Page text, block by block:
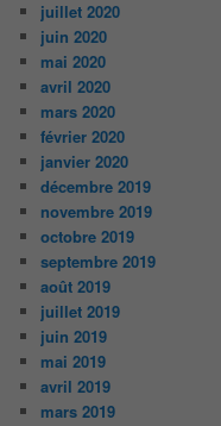
juillet 2020
juin 2020
mai 2020
avril 2020
mars 2020
février 2020
janvier 2020
décembre 2019
novembre 2019
octobre 2019
septembre 2019
août 2019
juillet 2019
juin 2019
mai 2019
avril 2019
mars 2019